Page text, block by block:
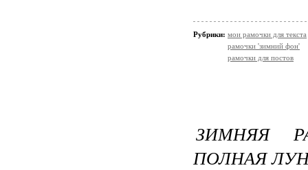
Рубрики: мои рамочки для текста
рамочки 'зимний фон'
рамочки для постов
ЗИМНЯЯ
ПОЛНАЯ